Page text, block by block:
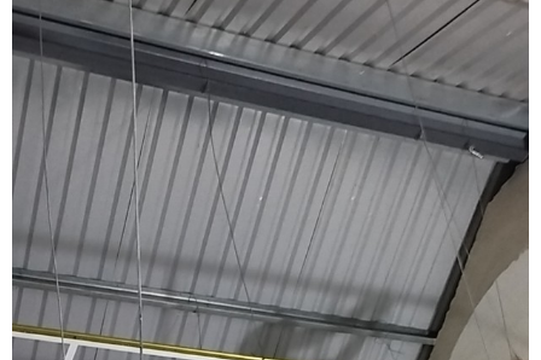
Bảng giá dịch vụ sơn nội thất
Bảng giá dịch vụ sơn ngoại thất
Bảng báo giá dịch vụ thạch cao giá rẻ theo từng hạng mục
tại Sài Gòn Tower
Bảng báo giá dịch vụ hệ thống điện nước Sài Gòn Tower
Bảng báo giá thi công tháo dỡ nhà giá rẻ theo từng hạng
mục tại Sài Gòn Tower
Bảng báo giá thi công cải tạo mống nhà giá rẻ theo từng
hạng mục tại Sài Gòn Tower